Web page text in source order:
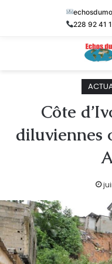
Côte
diluviennes
228 92 41